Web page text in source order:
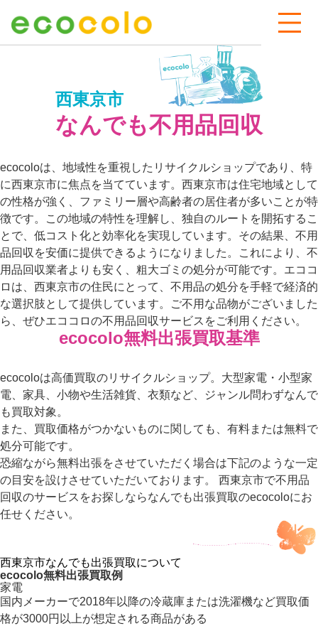
西東京市
なんでも不用品回収
ecocoloは、地域性を重視したリサイクルショップであり、特
に西東京市に焦点を当てています。西東京市は住宅地域として
の性格が強く、ファミリー層や高齢者の居住者が多いことが特
徴です。この地域の特性を理解し、独自のルートを開拓するこ
とで、低コスト化と効率化を実現しています。その結果、不用
品回収を安価に提供できるようになりました。これにより、不
用品回収業者よりも安く、粗大ゴミの処分が可能です。エココ
ロは、西東京市の住民にとって、不用品の処分を手軽で経済的
な選択肢として提供しています。ご不用な品物がございました
ら、ぜひエココロの不用品回収サービスをご利用ください。
ecocolo無料出張買取基準
ecocoloは高価買取のリサイクルショップ。大型家電・小型家
電、家具、小物や生活雑貨、衣類など、ジャンル問わずなんで
も買取対象。
また、買取価格がつかないものに関しても、有料または無料で
処分可能です。
恐縮ながら無料出張をさせていただく場合は下記のような一定
の目安を設けさせていただいております。 西東京市で不用品
回収のサービスをお探しならなんでも出張買取のecocoloにお
任せください。
西東京市なんでも出張買取について
ecocolo無料出張買取例
家電
国内メーカーで2018年以降の冷蔵庫または洗濯機など買取価
格が3000円以上が想定される商品がある